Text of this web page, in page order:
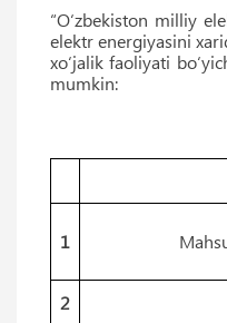
“O‘zbekiston milliy
elektr energiyasini
xo‘jalik faoliyati
mumkin:
1
2